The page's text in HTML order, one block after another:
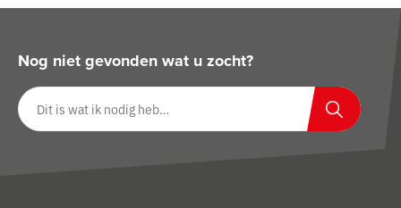
Nog niet gevonden wat u zocht?
Zoeken op website
Zoeken